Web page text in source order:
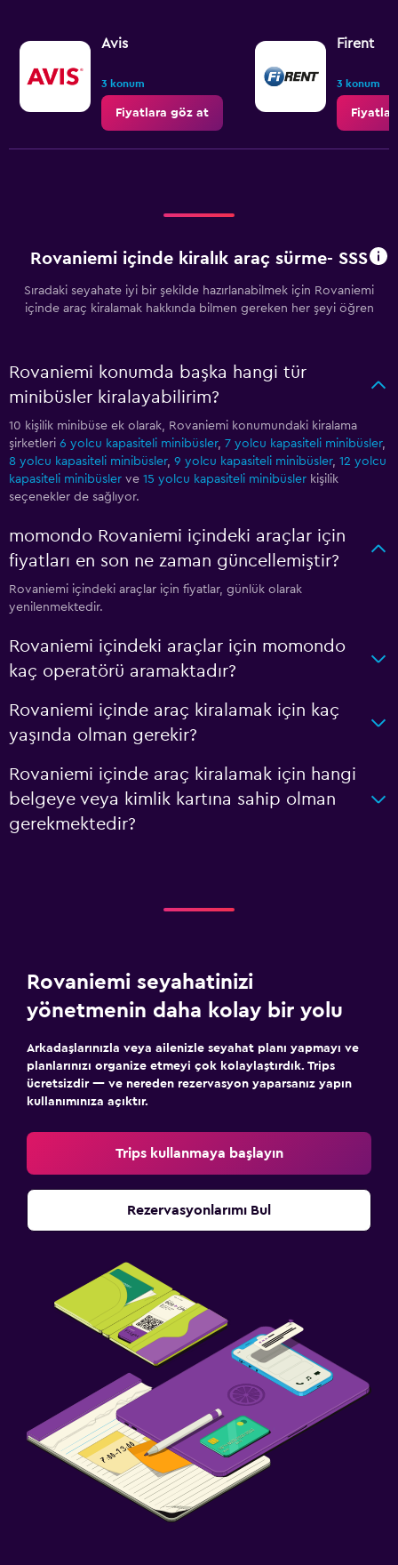
Avis
3 konum
Fiyatlara göz at
Firent
3 konum
Rovaniemi içinde kiralık araç sürme- SSS
Sıradaki seyahate iyi bir şekilde hazırlanabilmek için Rovaniemi
içinde araç kiralamak hakkında bilmen gereken her şeyi öğren
Rovaniemi konumda başka hangi tür
minibüsler kiralayabilirim?
10 kişilik minibüse ek olarak, Rovaniemi konumundaki kiralama
şirketleri 6 yolcu kapasiteli minibüsler, 7 yolcu kapasiteli minibüsler,
8 yolcu kapasiteli minibüsler, 9 yolcu kapasiteli minibüsler, 12 yolcu
kapasiteli minibüsler ve 15 yolcu kapasiteli minibüsler kişilik
seçenekler de sağlıyor.
momondo Rovaniemi içindeki araçlar için
fiyatları en son ne zaman güncellemiştir?
Rovaniemi içindeki araçlar için fiyatlar, günlük olarak
yenilenmektedir.
Rovaniemi içindeki araçlar için momondo
kaç operatörü aramaktadır?
Rovaniemi içinde araç kiralamak için kaç
yaşında olman gerekir?
Rovaniemi içinde araç kiralamak için hangi
belgeye veya kimlik kartına sahip olman
gerekmektedir?
Rovaniemi seyahatinizi
yönetmenin daha kolay bir yolu
Arkadaşlarınızla veya ailenizle seyahat planı yapmayı ve
planlarınızı organize etmeyi çok kolaylaştırdık. Trips
ücretsizdir — ve nereden rezervasyon yaparsanız yapın
kullanımınıza açıktır.
Trips kullanmaya başlayın
Rezervasyonlarımı Bul